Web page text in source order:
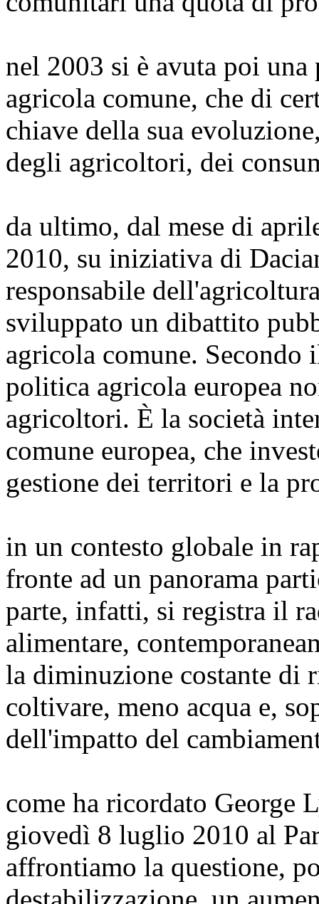
nel 2003 si è avuta poi
agricola comune, che di
chiave della sua
degli agricoltori, dei
da ultimo, dal mese di
2010, su iniziativa di
responsabile
sviluppato un dibattito
agricola comune.
politica agricola europea
agricoltori. È la società
comune europea, che
gestione dei territori e la
in un contesto globale in
fronte ad un panorama
parte, infatti, si registra il
alimentare,
la diminuzione costante di
coltivare, meno acqua e,
dell'impatto del
come ha ricordato George
giovedì 8 luglio 2010 al
affrontiamo la questione,